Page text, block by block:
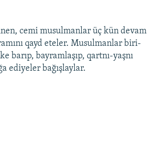
cemi musulmanlar üç kün devam
qayd eteler. Musulmanlar biri-
barıp, bayramlaşıp, qartnı-yaşnı
ediyeler bağışlaylar.